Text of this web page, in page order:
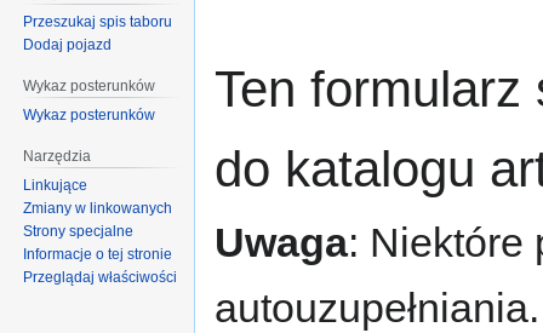
Ten formularz
do katalogu
Uwaga: Niektóre
autouzupełniania.
Przeszukaj spis taboru
Dodaj pojazd
Wykaz posterunków
Wykaz posterunków
Narzędzia
Linkujące
Zmiany w linkowanych
Strony specjalne
Informacje o tej stronie
Przeglądaj właściwości